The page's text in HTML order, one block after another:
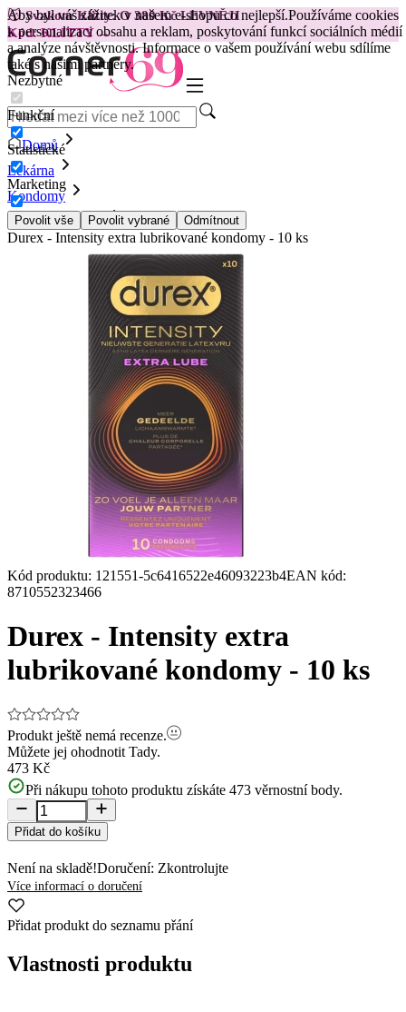
Aby byl váš zážitek v našem e-shopu co nejlepší.Používáme cookies
k personalizaci obsahu a reklam, poskytování funkcí sociálních médií
a analýze návštěvnosti. Informace o vašem používání webu sdílíme
také s našimi partnery.
Nezbytné
Funkční
Statistické
Marketing
Povolit vše Povolit vybrané Odmítnout
😽Svakom Klitty: O 380 Kč LEVNĚJI
Kód: KLITTY →
Domů
Lékárna
Kondomy
Běžné Kondomy
Durex - Intensity extra lubrikované kondomy - 10 ks
Kód produktu: 121551-5c6416522e46093223b4EAN kód:
8710552323466
Durex - Intensity extra
lubrikované kondomy - 10 ks
Produkt ještě nemá recenze.
Můžete jej ohodnotit Tady.
473 Kč
Při nákupu tohoto produktu získáte 473 věrnostní body.
Přidat do košíku
Není na skladě!Doručení: Zkontrolujte
Více informací o doručení
Přidat produkt do seznamu přání
Vlastnosti produktu